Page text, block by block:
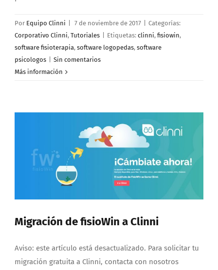
Por Equipo Clinni 7 de noviembre de 2017
Categorías:
Corporativo Clinni, Tutoriales Etiquetas: clinni, fisiowin,
software fisioterapia, software logopedas, software
psicologos
Sin comentarios
Más información
Migración de fisioWin a Clinni
Aviso: este artículo está desactualizado. Para solicitar tu
migración gratuita a Clinni, contacta con nosotros